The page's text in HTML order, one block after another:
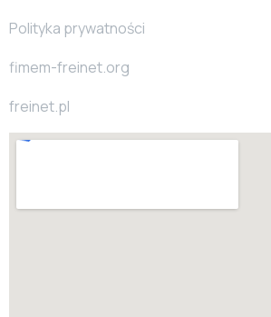
Polityka prywatności
fimem-freinet.org
freinet.pl